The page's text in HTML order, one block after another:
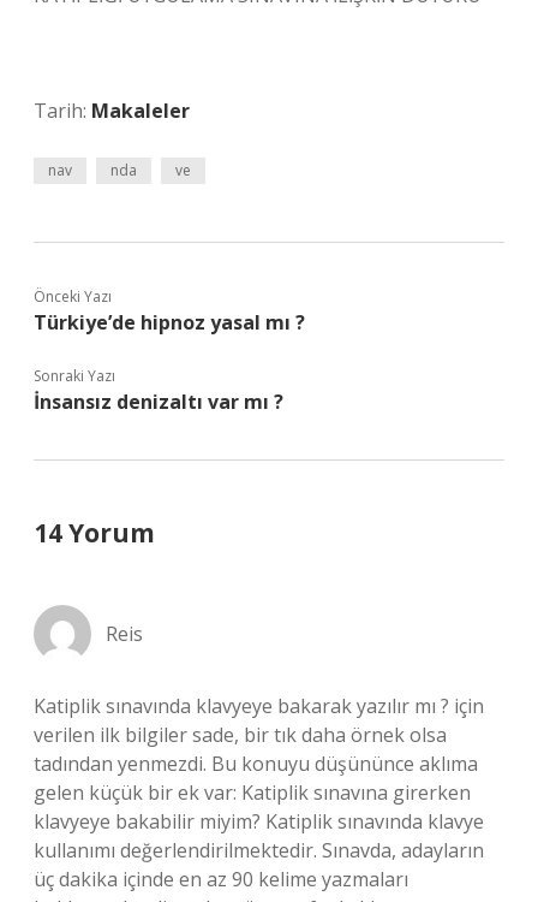
Tarih: Makaleler
nav nda ve
Önceki Yazı
Türkiye’de hipnoz yasal mı ?
Sonraki Yazı
İnsansız denizaltı var mı ?
14 Yorum
Reis
Katiplik sınavında klavyeye bakarak yazılır mı ? için
verilen ilk bilgiler sade, bir tık daha örnek olsa
tadından yenmezdi. Bu konuyu düşününce aklıma
gelen küçük bir ek var: Katiplik sınavına girerken
klavyeye bakabilir miyim? Katiplik sınavında klavye
kullanımı değerlendirilmektedir. Sınavda, adayların
üç dakika içinde en az 90 kelime yazmaları